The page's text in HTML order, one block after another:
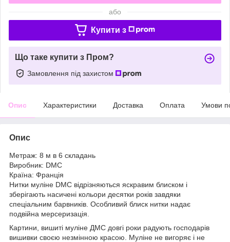
або
Купити з
Що таке купити з Пром?
Замовлення під захистом
Опис Характеристики Доставка Оплата Умови
Опис
Метраж: 8 м в 6 складань
Виробник: DMC
Країна: Франція
Нитки муліне DMC відрізняються яскравим блиском і
зберігають насичені кольори десятки років завдяки
спеціальним барвників. Особливий блиск нитки надає
подвійна мерсеризація.
Картини, вишиті муліне ДМС довгі роки радують господарів
вишивки своєю незмінною красою. Муліне не вигоряє і не